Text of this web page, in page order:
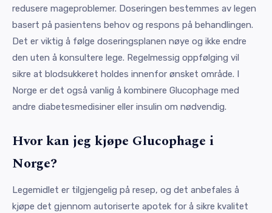
redusere mageproblemer. Doseringen bestemmes av legen
basert på pasientens behov og respons på behandlingen.
Det er viktig å følge doseringsplanen nøye og ikke endre
den uten å konsultere lege. Regelmessig oppfølging vil
sikre at blodsukkeret holdes innenfor ønsket område. I
Norge er det også vanlig å kombinere Glucophage med
andre diabetesmedisiner eller insulin om nødvendig.
Hvor kan jeg kjøpe Glucophage i
Norge?
Legemidlet er tilgjengelig på resep, og det anbefales å
kjøpe det gjennom autoriserte apotek for å sikre kvalitet